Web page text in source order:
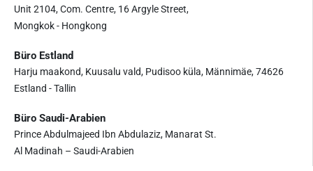
Unit 2104, Com. Centre, 16 Argyle Street,
Mongkok - Hongkong
Büro Estland
Harju maakond, Kuusalu vald, Pudisoo küla, Männimäe, 74626
Estland - Tallin
Büro Saudi-Arabien
Prince Abdulmajeed Ibn Abdulaziz, Manarat St.
Al Madinah – Saudi-Arabien